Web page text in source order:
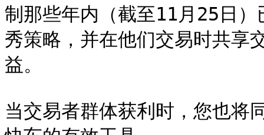
制那些年内（截至11月25
秀策略，并在他们交易时共享
益。
当交易者群体获利时，您也将